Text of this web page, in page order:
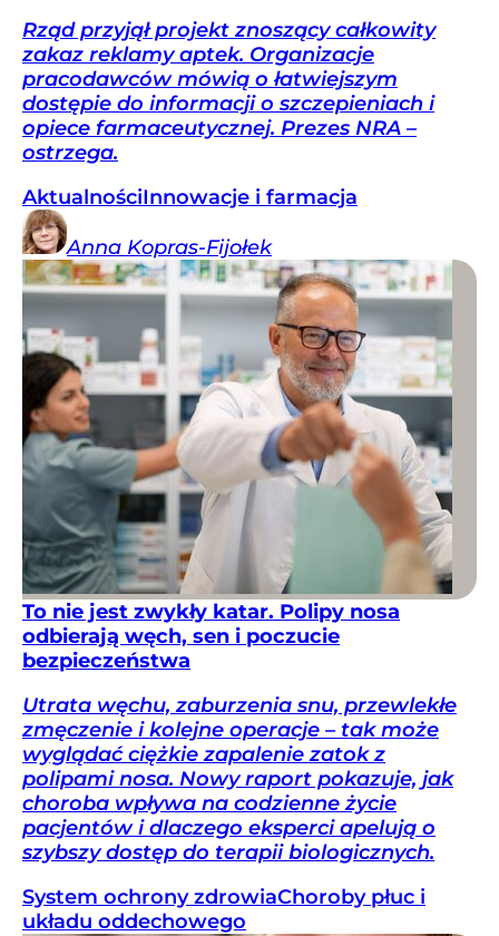
Rząd przyjął projekt znoszący całkowity
zakaz reklamy aptek. Organizacje
pracodawców mówią o łatwiejszym
dostępie do informacji o szczepieniach i
opiece farmaceutycznej. Prezes NRA –
ostrzega.
AktualnościInnowacje i farmacja
Anna Kopras-Fijołek
To nie jest zwykły katar. Polipy nosa
odbierają węch, sen i poczucie
bezpieczeństwa
Utrata węchu, zaburzenia snu, przewlekłe
zmęczenie i kolejne operacje – tak może
wyglądać ciężkie zapalenie zatok z
polipami nosa. Nowy raport pokazuje, jak
choroba wpływa na codzienne życie
pacjentów i dlaczego eksperci apelują o
szybszy dostęp do terapii biologicznych.
System ochrony zdrowiaChoroby płuc i
układu oddechowego